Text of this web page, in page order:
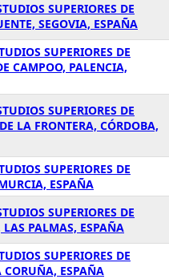
SUPERIORES DE
SEGOVIA, ESPAÑA
SUPERIORES DE
CAMPOO, PALENCIA,
SUPERIORES DE
LA FRONTERA, CÓRDOBA,
SUPERIORES DE
ESPAÑA
SUPERIORES DE
PALMAS, ESPAÑA
SUPERIORES DE
ESPAÑA